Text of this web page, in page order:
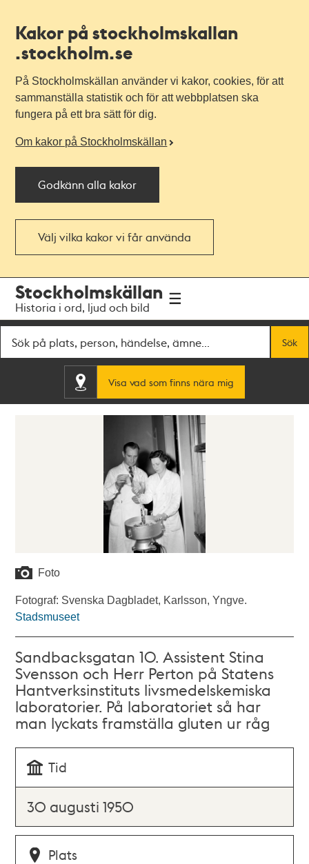
Kakor på stockholmskallan
.stockholm.se
På Stockholmskällan använder vi kakor, cookies, för att
sammanställa statistik och för att webbplatsen ska
fungera på ett bra sätt för dig.
Om kakor på Stockholmskällan
Godkänn alla kakor
Välj vilka kakor vi får använda
navigationen
huvudinnehållet
Stockholmskällan
Historia i ord, ljud och bild
Sök
Visa vad som finns nära mig
Foto
Fotograf: Svenska Dagbladet, Karlsson, Yngve.
Stadsmuseet
Sandbacksgatan 10. Assistent Stina
Svensson och Herr Perton på Statens
Hantverksinstituts livsmedelskemiska
laboratorier. På laboratoriet så har
man lyckats framställa gluten ur råg
Tid
30 augusti 1950
Plats